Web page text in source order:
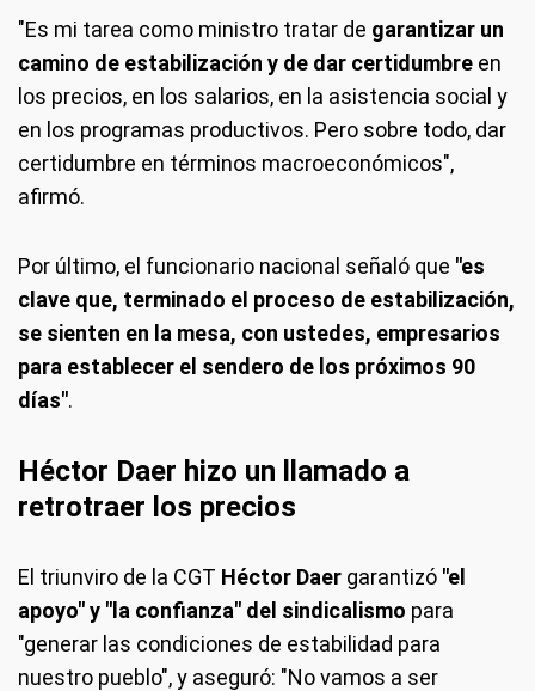
"Es mi tarea como ministro tratar de garantizar un
camino de estabilización y de dar certidumbre en
los precios, en los salarios, en la asistencia social y
en los programas productivos. Pero sobre todo, dar
certidumbre en términos macroeconómicos",
afirmó.
Por último, el funcionario nacional señaló que "es
clave que, terminado el proceso de estabilización,
se sienten en la mesa, con ustedes, empresarios
para establecer el sendero de los próximos 90
días".
Héctor Daer hizo un llamado a
retrotraer los precios
El triunviro de la CGT Héctor Daer garantizó "el
apoyo" y "la confianza" del sindicalismo para
"generar las condiciones de estabilidad para
nuestro pueblo", y aseguró: "No vamos a ser